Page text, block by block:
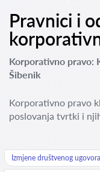
Pravnici i
Korporativno pravo:
Šibenik
Korporativno pravo
poslovanja tvrtki i
Izmjene društvenog ugovora